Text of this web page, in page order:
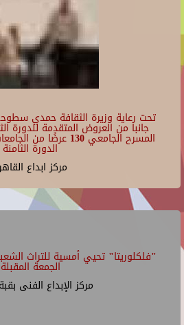
تحت رعاية وزيرة الثقافة حمدي
جانبا من العروض المتقدمة للدورة
المسرح الجامعي 130
الدورة الثامنة
مركز ابداع
"فلكلوريتا" تحيي أمسية للتراث
الجمعة المقبلة
مركز الإبداع الفنى